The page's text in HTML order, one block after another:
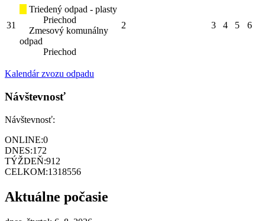
31
Triedený odpad - plasty
Priechod
Zmesový komunálny
odpad
Priechod
2 3 4 5 6
Kalendár zvozu odpadu
Návštevnosť
Návštevnosť:
ONLINE:0
DNES:172
TÝŽDEŇ:912
CELKOM:1318556
Aktuálne počasie